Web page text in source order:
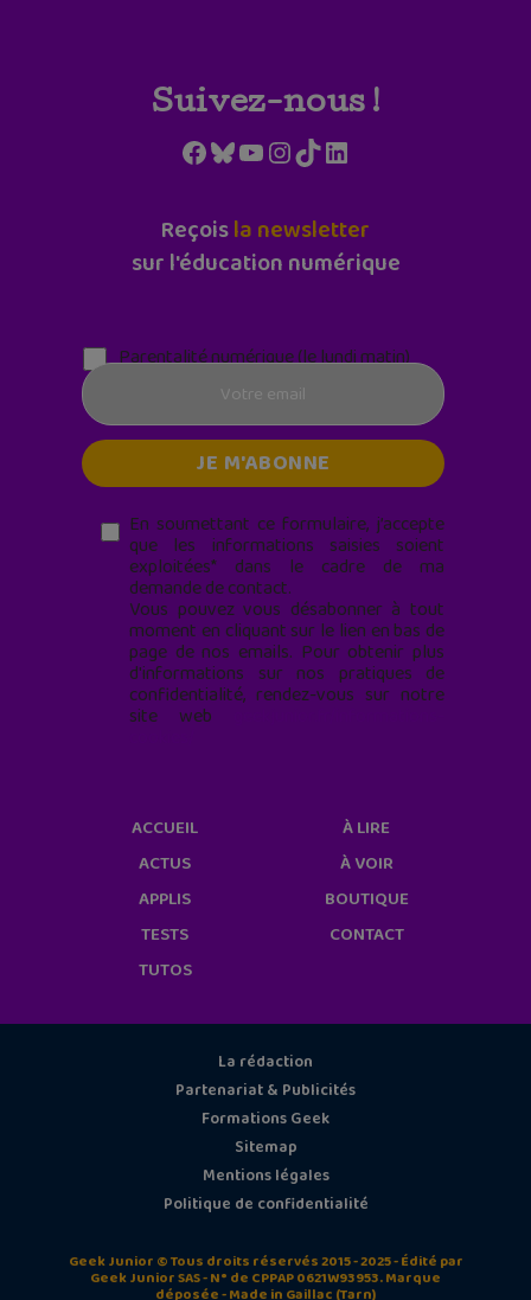
Suivez-nous !
Facebook
Bluesky
YouTube
Instagram
TikTokLinkedIn
Reçoisla newsletter
sur l'éducation numérique
Parentalité numérique (le lundi matin)
En soumettant ce formulaire, j’accepte
que les informations saisies soient
exploitées* dans le cadre de ma
demande de contact.
Vous pouvez vous désabonner à tout
moment en cliquant sur le lien en bas de
page de nos emails. Pour obtenir plus
d'informations sur nos pratiques de
confidentialité, rendez-vous sur notre
site web
ACCUEIL
ACTUS
APPLIS
TESTS
TUTOS
À LIRE
À VOIR
BOUTIQUE
CONTACT
La rédaction
Partenariat & Publicités
Formations Geek
Sitemap
Mentions légales
Politique de confidentialité
Geek Junior © Tous droits réservés 2015 - 2025 - Édité par
Geek Junior SAS - N° de CPPAP 0621W93953. Marque
déposée - Made in Gaillac (Tarn)